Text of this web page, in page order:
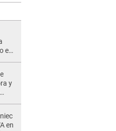
e
y
en